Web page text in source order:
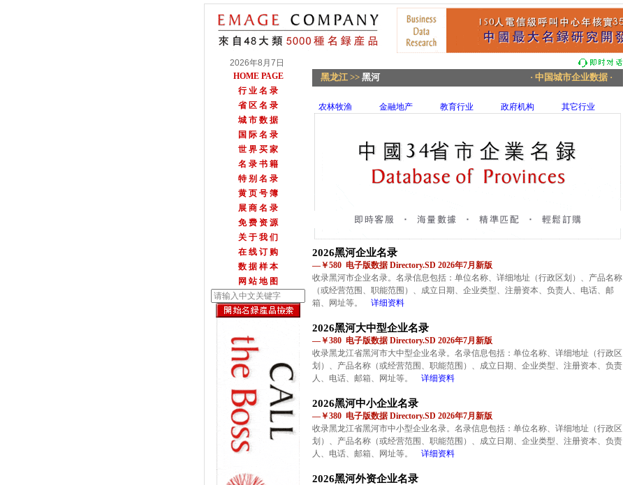
2026年8月7日
HOME PAGE
行 业 名 录
省 区 名 录
城 市 数 据
国 际 名 录
世 界 买 家
名 录 书 籍
特 别 名 录
黄 页 号 簿
展 商 名 录
免 费 资 源
关 于 我 们
在 线 订 购
数 据 样 本
网 站 地 图
黑龙江 >> 黑河 · 中国城市企业数据 ·
农林牧渔 金融地产 教育行业 政府机构 其它行业
2026黑河企业名录
—￥580 电子版数据 Directory.SD 2026年7月新版
收录黑河市企业名录。名录信息包括：单位名称、详细地址（行政区划）、产品名称
（或经营范围、职能范围）、成立日期、企业类型、注册资本、负责人、电话、邮
箱、网址等。
详细资料
2026黑河大中型企业名录
—￥380 电子版数据 Directory.SD 2026年7月新版
收录黑龙江省黑河市大中型企业名录。名录信息包括：单位名称、详细地址（行政区
划）、产品名称（或经营范围、职能范围）、成立日期、企业类型、注册资本、负责
人、电话、邮箱、网址等。
详细资料
2026黑河中小企业名录
—￥380 电子版数据 Directory.SD 2026年7月新版
收录黑龙江省黑河市中小型企业名录。名录信息包括：单位名称、详细地址（行政区
划）、产品名称（或经营范围、职能范围）、成立日期、企业类型、注册资本、负责
人、电话、邮箱、网址等。
详细资料
2026黑河外资企业名录